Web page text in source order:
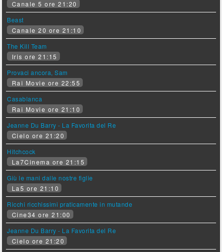
Canale 5 ore 21:20
Beast
Canale 20 ore 21:10
The Kill Team
Iris ore 21:15
Provaci ancora, Sam
Rai Movie ore 22:55
Casablanca
Rai Movie ore 21:10
Jeanne Du Barry - La Favorita del Re
Cielo ore 21:20
Hitchcock
La7Cinema ore 21:15
Giù le mani dalle nostre figlie
La5 ore 21:10
Ricchi ricchissimi praticamente in mutande
Cine34 ore 21:00
Jeanne Du Barry - La Favorita del Re
Cielo ore 21:20